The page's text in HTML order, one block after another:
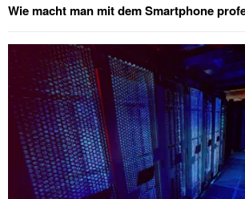
Wie macht man mit dem Smartphone